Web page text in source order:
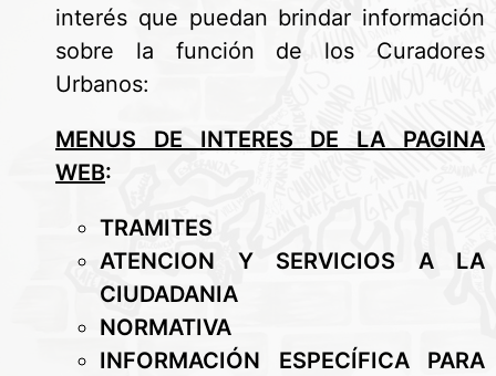
interés que puedan brindar información
sobre la función de los Curadores
Urbanos:
MENUS DE INTERES DE LA PAGINA
WEB:
TRAMITES
ATENCION Y SERVICIOS A LA
CIUDADANIA
NORMATIVA
INFORMACIÓN ESPECÍFICA PARA